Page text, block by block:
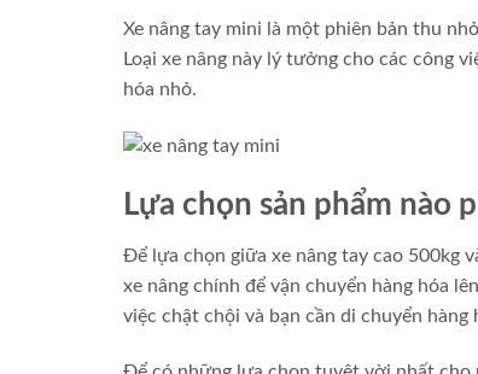
Xe nâng tay mini là một phiên bản thu
Loại xe nâng này lý tưởng cho các công
hóa nhỏ.
Lựa chọn sản phẩm nào
Để lựa chọn giữa xe nâng tay cao 500kg
xe nâng chính để vận chuyển hàng hóa
việc chật chội và bạn cần di chuyển